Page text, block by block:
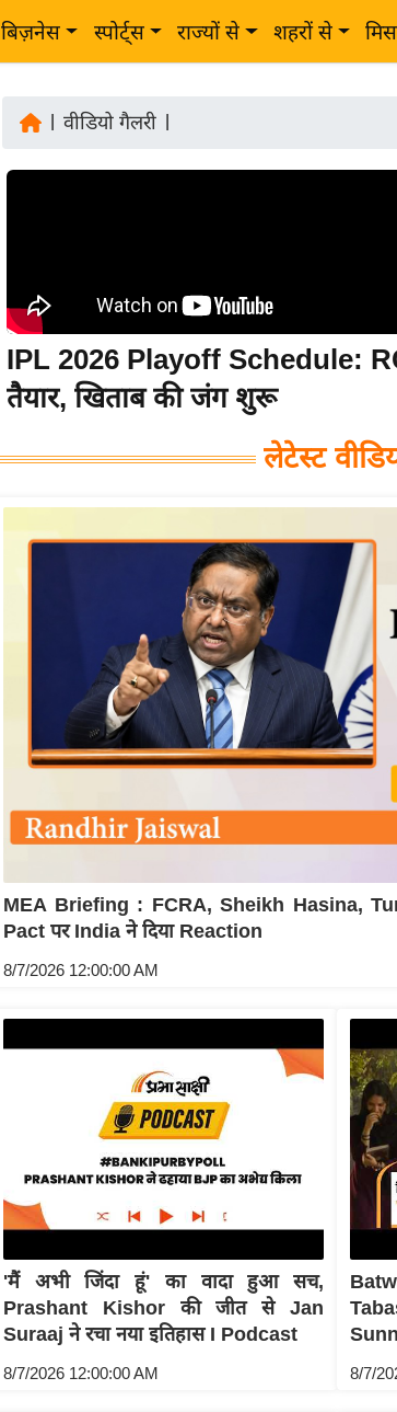
बिज़नेस स्पोर्ट्स राज्यों से शहरों से
वीडियो गैलरी
IPL 2026 Playoff Schedule:
तैयार, खिताब की जंग शुरू
लेटेस्ट
MEA Briefing : FCRA, Sheikh Hasina,
Pact पर India ने दिया Reaction
8/7/2026 12:00:00 AM
'मैं अभी जिंदा हूं' का वादा हुआ सच,
Prashant Kishor की जीत से Jan
Suraaj ने रचा नया इतिहास I Podcast
8/7/2026 12:00:00 AM 8/7/